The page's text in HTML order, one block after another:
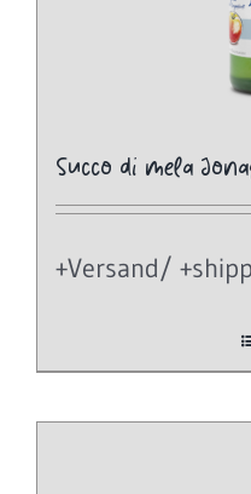
Succo di mela
+Versand/